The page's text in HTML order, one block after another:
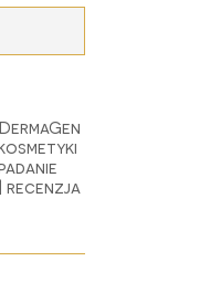
recenzja